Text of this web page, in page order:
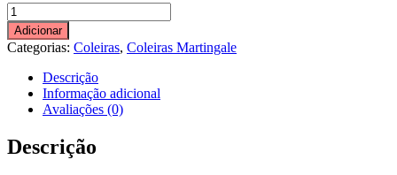
Quantidade
de
COLEIRA
MARTINGALE
JADE
Adicionar
Categorias: Coleiras, Coleiras Martingale
Descrição
Informação adicional
Avaliações (0)
Descrição